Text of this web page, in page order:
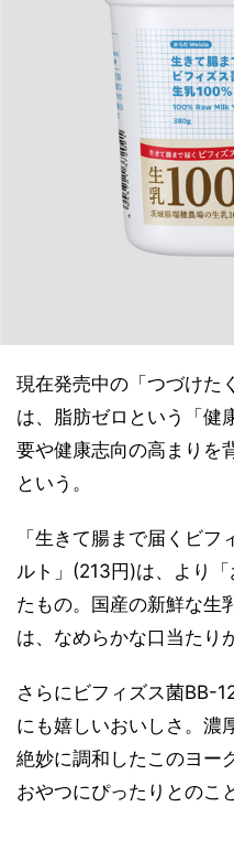
現在発売中の「つづけた
は、脂肪ゼロという「健
要や健康志向の高まりを
という。
「生きて腸まで届くビ
ルト」(213円)は、より
たもの。国産の新鮮な生
は、なめらかな口当たり
さらにビフィズス菌BB-
にも嬉しいおいしさ。濃
絶妙に調和したこのヨー
おやつにぴったりとのこ